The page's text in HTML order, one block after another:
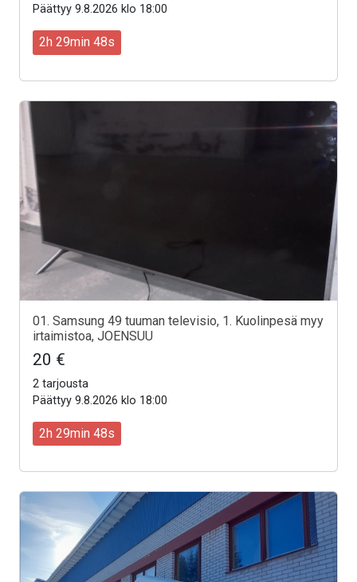
Päättyy 9.8.2026 klo 18:00
2h 29min 46s
01. Samsung 49 tuuman televisio, 1. Kuolinpesä myy
irtaimistoa, JOENSUU
20 €
2 tarjousta
Päättyy 9.8.2026 klo 18:00
2h 29min 46s